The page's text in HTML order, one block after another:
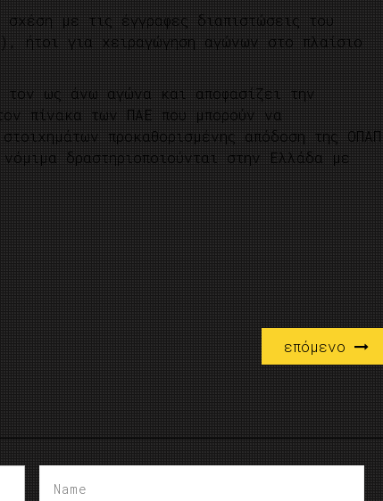
με τις έγγραφες διαπιστώσεις του
ήτοι για χειραγώγηση αγώνων στο πλαίσιο
τον ως άνω αγώνα και αποφασίζει την
πίνακα των ΠΑΕ που μπορούν να
προκαθορισμένης απόδοση της ΟΠΑΠ
δραστηριοποιούνται στην Ελλάδα με
επόμενο